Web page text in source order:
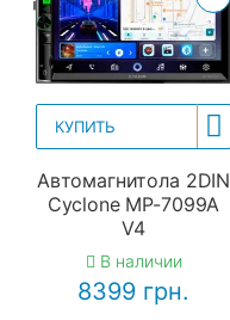
КУПИТЬ
Автомагнитола 2DIN
Cyclone MP-7099A
V4
В наличии
8399 грн.